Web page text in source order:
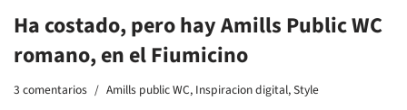
Ha costado, pero hay Amills Public WC
romano, en el Fiumicino
3 comentarios Amills public WC, Inspiracion digital,Style